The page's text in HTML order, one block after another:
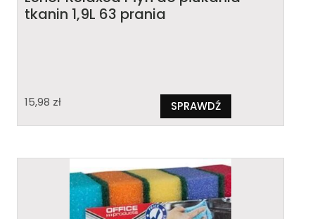
tkanin 1,9L 63 prania
15,98 zł SPRAWDŹ